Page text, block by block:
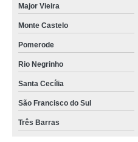
Major Vieira
Monte Castelo
Pomerode
Rio Negrinho
Santa Cecília
São Francisco do Sul
Três Barras